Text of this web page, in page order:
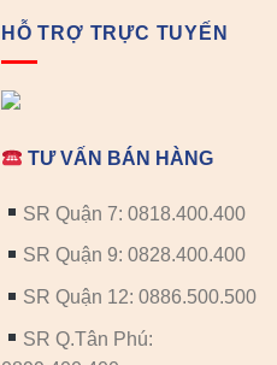
HỖ TRỢ TRỰC TUYẾN
TƯ VẤN BÁN HÀNG
SR Quận 7: 0818.400.400
SR Quận 9: 0828.400.400
SR Quận 12: 0886.500.500
SR Q.Tân Phú: